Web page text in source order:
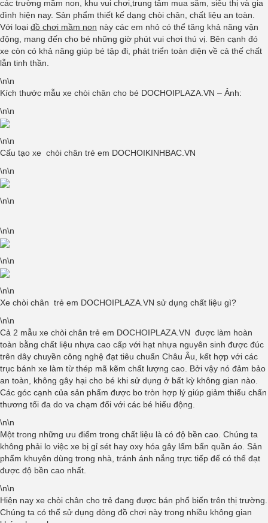
các trường mầm non, khu vui chơi,trung tâm mua sắm, siêu thị và gia
đình hiện nay. Sản phẩm thiết kế dạng chòi chân, chất liệu an toàn.
Với loại đồ chơi mầm non này các em nhỏ có thể tăng khả năng vận
động, mang đến cho bé những giờ phút vui chơi thú vị. Bên cạnh đó
xe còn có khả năng giúp bé tập đi, phát triển toàn diện về cả thế chất
lẫn tinh thần.
\n\n
Kích thước mẫu xe chòi chân cho bé DOCHOIPLAZA.VN – Ảnh:
\n\n
\n\n
Cấu tạo xe chòi chân trẻ em DOCHOIKINHBAC.VN
\n\n
\n\n
\n\n
\n\n
\n\n
Xe chòi chân trẻ em DOCHOIPLAZA.VN sử dụng chất liệu gì?
\n\n
Cả 2 mẫu xe chòi chân trẻ em DOCHOIPLAZA.VN được làm hoàn
toàn bằng chất liệu nhựa cao cấp với hạt nhựa nguyên sinh được đúc
trên dây chuyền công nghệ đạt tiêu chuẩn Châu Âu, kết hợp với các
trục bánh xe làm từ thép mã kẽm chất lượng cao. Bởi vậy nó đảm bảo
an toàn, không gây hại cho bé khi sử dụng ở bất kỳ không gian nào.
Các góc cạnh của sản phẩm được bo tròn hợp lý giúp giảm thiểu chấn
thương tối đa do va chạm đối với các bé hiếu động.
\n\n
Một trong những ưu điểm trong chất liệu là có độ bền cao. Chúng ta
không phải lo việc xe bị gỉ sét hay oxy hóa gây lấm bẩn quần áo. Sản
phẩm khuyên dùng trong nhà, tránh ánh nắng trực tiếp để có thể đạt
được độ bền cao nhất.
\n\n
Hiện nay xe chòi chân cho trẻ đang được bán phổ biến trên thị trường.
Chúng ta có thể sử dụng dòng đồ chơi này trong nhiều không gian